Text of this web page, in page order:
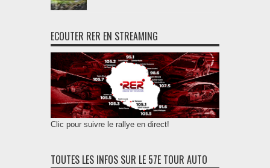
ECOUTER RER EN STREAMING
Clic pour suivre le rallye en direct!
TOUTES LES INFOS SUR LE 57E TOUR AUTO